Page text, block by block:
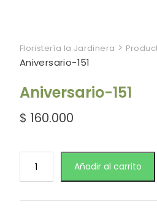
Floristería la Jardinera >
Aniversario-151
Aniversario-151
$ 160.000
Añadir al carrito